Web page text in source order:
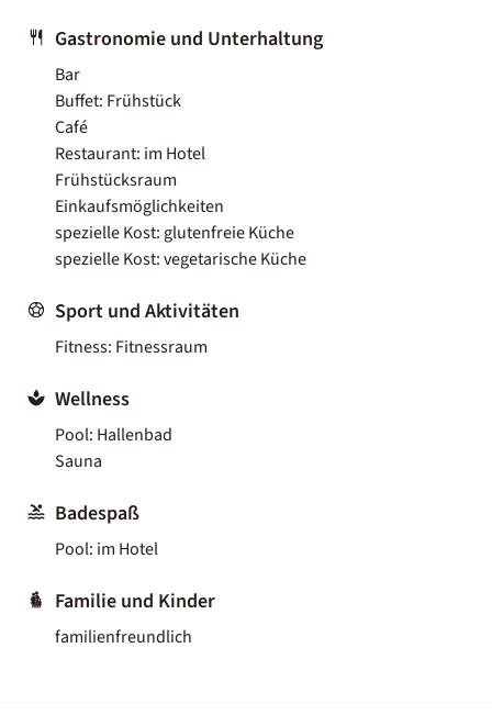
Gastronomie und Unterhaltung
Bar
Buffet: Frühstück
Café
Restaurant: im Hotel
Frühstücksraum
Einkaufsmöglichkeiten
spezielle Kost: glutenfreie Küche
spezielle Kost: vegetarische Küche
Sport und Aktivitäten
Fitness: Fitnessraum
Wellness
Pool: Hallenbad
Sauna
Badespaß
Pool: im Hotel
Familie und Kinder
familienfreundlich